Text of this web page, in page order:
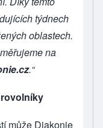
týdnech
oblastech.
na
.“
může Diakonie